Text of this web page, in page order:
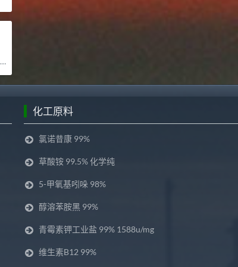
化工原料
氯诺昔康 99%
草酸铵 99.5% 化学纯
5-甲氧基吲哚 98%
醇溶苯胺黑 99%
青霉素钾工业盐 99% 1588u/mg
维生素B12 99%